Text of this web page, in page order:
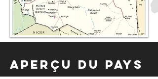
Aperçu du pays